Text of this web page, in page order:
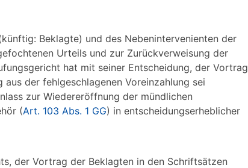
Beklagte) und des Nebenintervenienten der
Urteils und zur Zurückverweisung der
hat mit seiner Entscheidung, der Vortrag
der fehlgeschlagenen Voreinzahlung sei
zur Wiedereröffnung der mündlichen
(Art. 103 Abs. 1 GG) in entscheidungserheblicher
der Vortrag der Beklagten in den Schriftsätzen